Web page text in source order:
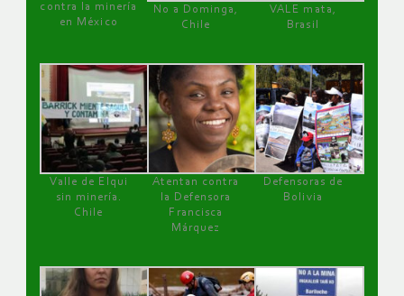
contra la minería
en México
No a Dominga,
Chile
VALE mata,
Brasil
Valle de Elqui
sin minería.
Chile
Atentan contra
la Defensora
Francisca
Márquez
Defensoras de
Bolivia